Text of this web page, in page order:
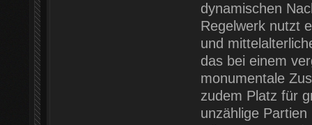
dynamischen
Regelwerk nutzt
und
das bei einem
monumentale
zudem Platz für
unzählige